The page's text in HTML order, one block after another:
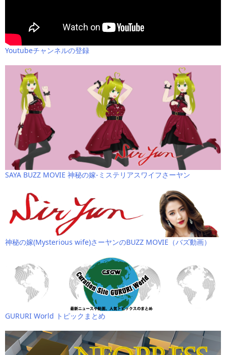
Youtubeチャンネルの登録
SAYA BUZZ MOVIE 神秘の嫁-ミステリアスワイフさーヤン
神秘の嫁(Mysterious wife)さーヤンのBUZZ MOVIE（バズ動画）
GURURI World トピックまとめ